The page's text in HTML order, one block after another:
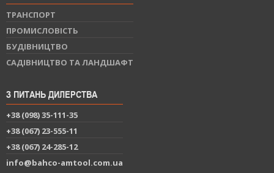
ТРАНСПОРТ
ПРОМИСЛОВІСТЬ
БУДІВНИЦТВО
САДІВНИЦТВО ТА ЛАНДШАФТ
З ПИТАНЬ ДИЛЕРСТВА
+38 (098) 35-111-35
+38 (067) 23-555-11
+38 (067) 24-285-12
info@bahco-amtool.com.ua